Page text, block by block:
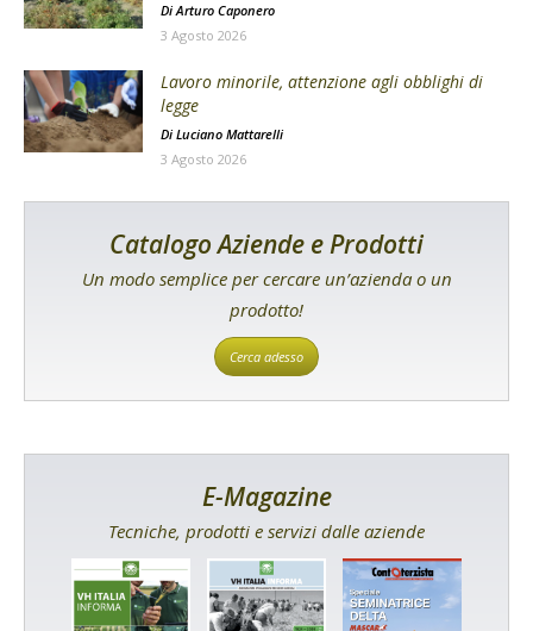
Di Arturo Caponero
3 Agosto 2026
Lavoro minorile, attenzione agli obblighi di
legge
Di Luciano Mattarelli
3 Agosto 2026
Catalogo Aziende e Prodotti
Un modo semplice per cercare un’azienda o un
prodotto!
Cerca adesso
E-Magazine
Tecniche, prodotti e servizi dalle aziende